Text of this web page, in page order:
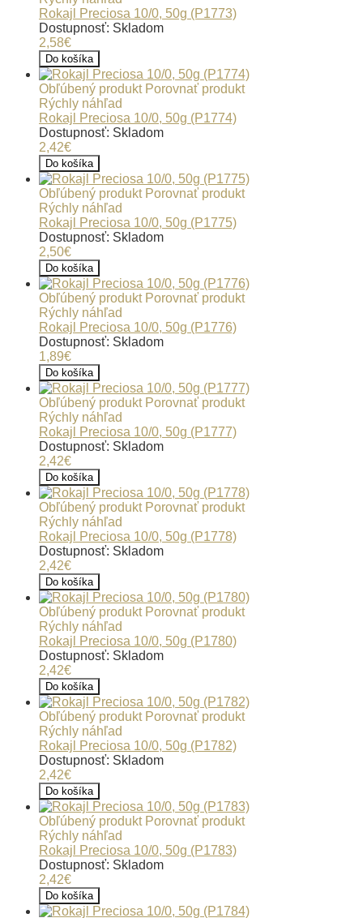
Rokajl Preciosa 10/0, 50g (P1773)
Dostupnosť: Skladom
2,58€
Do košíka
Obľúbený produkt Porovnať produkt
Rýchly náhľad
Rokajl Preciosa 10/0, 50g (P1774)
Dostupnosť: Skladom
2,42€
Do košíka
Obľúbený produkt Porovnať produkt
Rýchly náhľad
Rokajl Preciosa 10/0, 50g (P1775)
Dostupnosť: Skladom
2,50€
Do košíka
Obľúbený produkt Porovnať produkt
Rýchly náhľad
Rokajl Preciosa 10/0, 50g (P1776)
Dostupnosť: Skladom
1,89€
Do košíka
Obľúbený produkt Porovnať produkt
Rýchly náhľad
Rokajl Preciosa 10/0, 50g (P1777)
Dostupnosť: Skladom
2,42€
Do košíka
Obľúbený produkt Porovnať produkt
Rýchly náhľad
Rokajl Preciosa 10/0, 50g (P1778)
Dostupnosť: Skladom
2,42€
Do košíka
Obľúbený produkt Porovnať produkt
Rýchly náhľad
Rokajl Preciosa 10/0, 50g (P1780)
Dostupnosť: Skladom
2,42€
Do košíka
Obľúbený produkt Porovnať produkt
Rýchly náhľad
Rokajl Preciosa 10/0, 50g (P1782)
Dostupnosť: Skladom
2,42€
Do košíka
Obľúbený produkt Porovnať produkt
Rýchly náhľad
Rokajl Preciosa 10/0, 50g (P1783)
Dostupnosť: Skladom
2,42€
Do košíka